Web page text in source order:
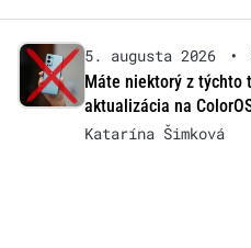
5. augusta 2026 •
Máte niektorý z týchto
aktualizácia na
Katarína Šimková